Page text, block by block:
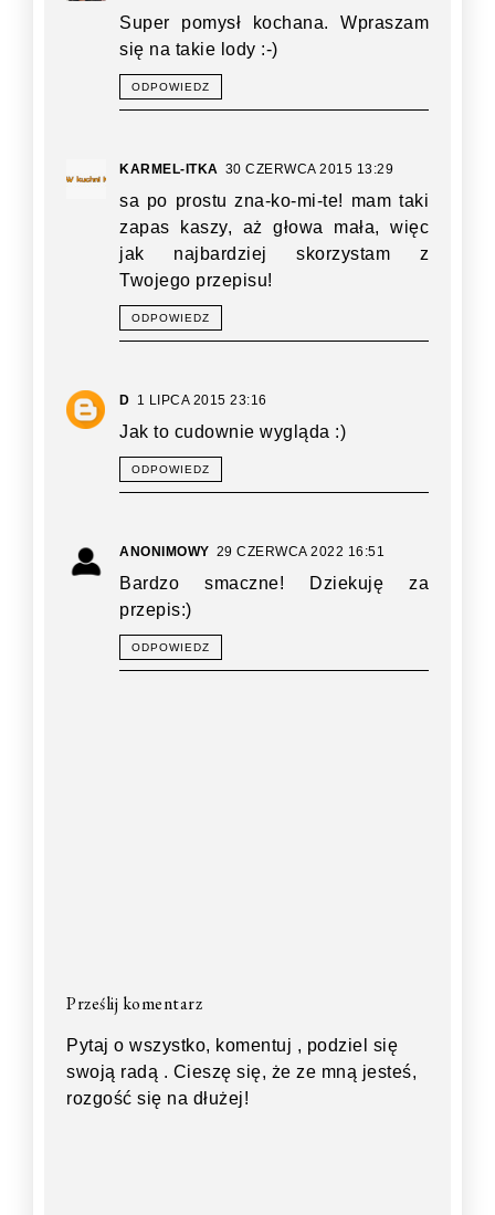
Super pomysł kochana. Wpraszam
się na takie lody :-)
ODPOWIEDZ
KARMEL-ITKA 30 CZERWCA 2015 13:29
sa po prostu zna-ko-mi-te! mam taki
zapas kaszy, aż głowa mała, więc
jak najbardziej skorzystam z
Twojego przepisu!
ODPOWIEDZ
D 1 LIPCA 2015 23:16
Jak to cudownie wygląda :)
ODPOWIEDZ
ANONIMOWY 29 CZERWCA 2022 16:51
Bardzo smaczne! Dziekuję za
przepis:)
ODPOWIEDZ
Prześlij komentarz
Pytaj o wszystko, komentuj , podziel się
swoją radą . Cieszę się, że ze mną jesteś,
rozgość się na dłużej!